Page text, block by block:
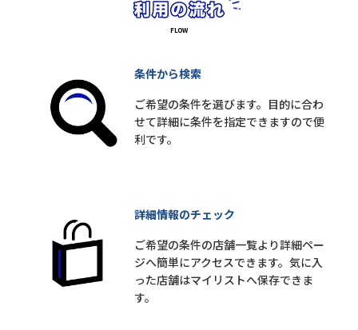
条件から検索
ご希望の条件を選びます。目的に合わ
せて詳細に条件を指定できますので便
利です。
詳細情報のチェック
ご希望の条件の店舗一覧より詳細ペー
ジへ簡単にアクセスできます。気に入
った店舗はマイリストへ保存できま
す。